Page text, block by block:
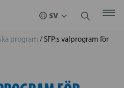
program / SFP:s valprogram för